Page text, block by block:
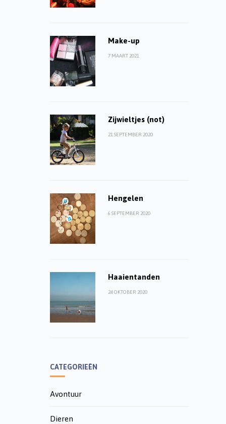
Make-up
7 MAART 2021
Zijwieltjes (not)
21 SEPTEMBER 2020
Hengelen
6 SEPTEMBER 2020
Haaientanden
24 OKTOBER 2020
CATEGORIEËN
Avontuur
Dieren